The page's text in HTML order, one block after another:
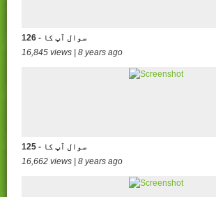
126 - سوال آپ کا
16,845 views | 8 years ago
125 - سوال آپ کا
16,662 views | 8 years ago